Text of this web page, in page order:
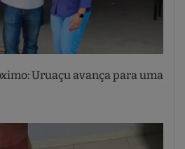
Uruaçu avança para uma